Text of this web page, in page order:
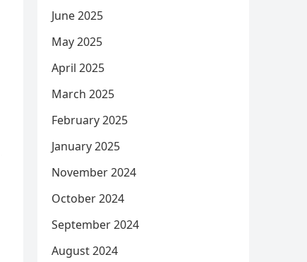
June 2025
May 2025
April 2025
March 2025
February 2025
January 2025
November 2024
October 2024
September 2024
August 2024